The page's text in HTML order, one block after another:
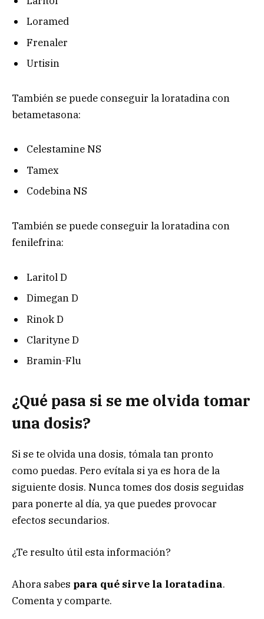
Loramed
Frenaler
Urtisin
También se puede conseguir la loratadina con
betametasona:
Celestamine NS
Tamex
Codebina NS
También se puede conseguir la loratadina con
fenilefrina:
Laritol D
Dimegan D
Rinok D
Clarityne D
Bramin-Flu
¿Qué pasa si se me olvida tomar
una dosis?
Si se te olvida una dosis, tómala tan pronto
como puedas. Pero evítala si ya es hora de la
siguiente dosis. Nunca tomes dos dosis seguidas
para ponerte al día, ya que puedes provocar
efectos secundarios.
¿Te resulto útil esta información?
Ahora sabes para qué sirve la loratadina.
Comenta y comparte.